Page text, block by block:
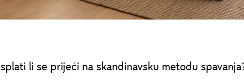
Isplati li se prijeći na skandinavsku metodu